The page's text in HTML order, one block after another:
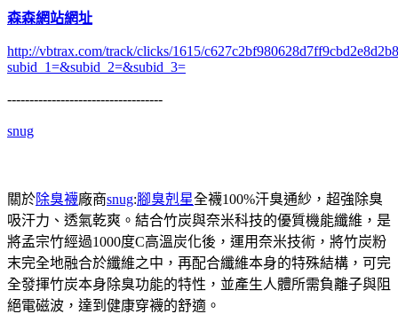
森森網站網址
http://vbtrax.com/track/clicks/1615/
subid_1=&subid_2=&subid_3=
-----------------------------------
snug
關於除臭襪廠商snug:腳臭剋星全襪100%汗臭通紗，超強除臭
吸汗力、透氣乾爽。結合竹炭與奈米科技的優質機能纖維，是
將孟宗竹經過1000度C高溫炭化後，運用奈米技術，將竹炭粉
末完全地融合於纖維之中，再配合纖維本身的特殊結構，可完
全發揮竹炭本身除臭功能的特性，並產生人體所需負離子與阻
絕電磁波，達到健康穿襪的舒適。